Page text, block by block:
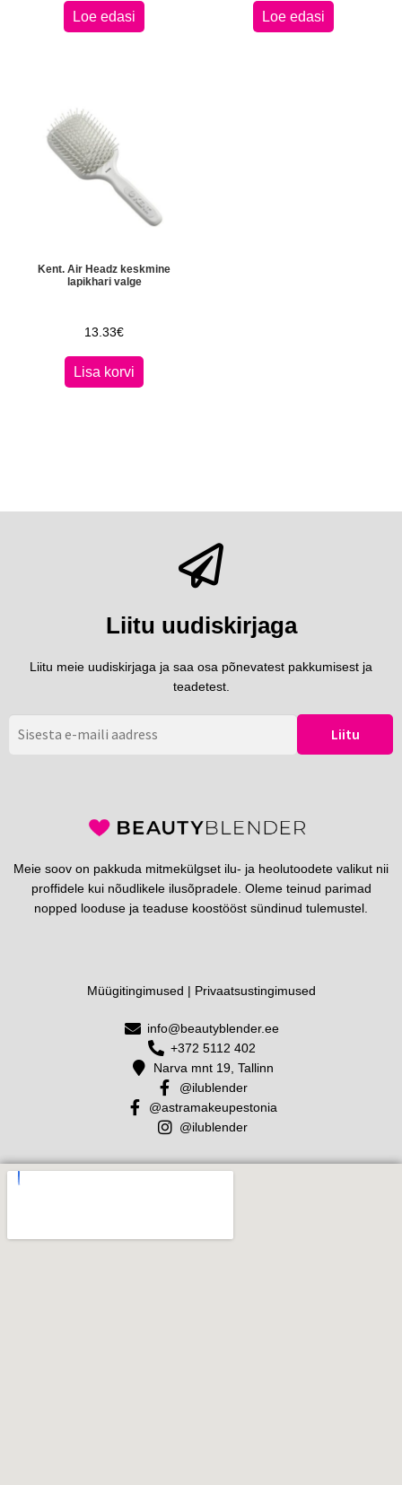
Loe edasi Loe edasi
Kent. Air Headz keskmine
lapikhari valge
13.33€
Lisa korvi
Liitu uudiskirjaga
Liitu meie uudiskirjaga ja saa osa põnevatest pakkumisest ja
teadetest.
Meie soov on pakkuda mitmekülgset ilu- ja heolutoodete valikut nii
proffidele kui nõudlikele ilusõpradele. Oleme teinud parimad
nopped looduse ja teaduse koostööst sündinud tulemustel.
Müügitingimused | Privaatsustingimused
info@beautyblender.ee
+372 5112 402
Narva mnt 19, Tallinn
@ilublender
@astramakeupestonia
@ilublender